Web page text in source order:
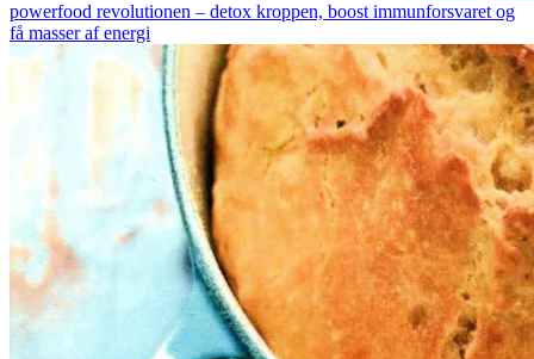
powerfood revolutionen – detox kroppen, boost immunforsvaret og
få masser af energi